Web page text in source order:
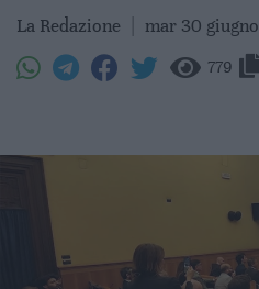
La Redazione mar 30 giugno
779